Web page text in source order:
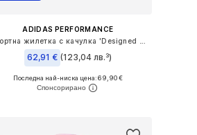
ADIDAS PERFORMANCE
62,91 € (123,04 лв.³)
Налични размери: XS, S, M, L
Последна най-ниска цена:69,90 €